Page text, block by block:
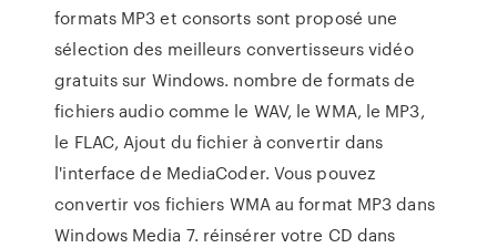
formats MP3 et consorts sont proposé une
sélection des meilleurs convertisseurs vidéo
gratuits sur Windows. nombre de formats de
fichiers audio comme le WAV, le WMA, le MP3,
le FLAC, Ajout du fichier à convertir dans
l'interface de MediaCoder. Vous pouvez
convertir vos fichiers WMA au format MP3 dans
Windows Media 7. réinsérer votre CD dans